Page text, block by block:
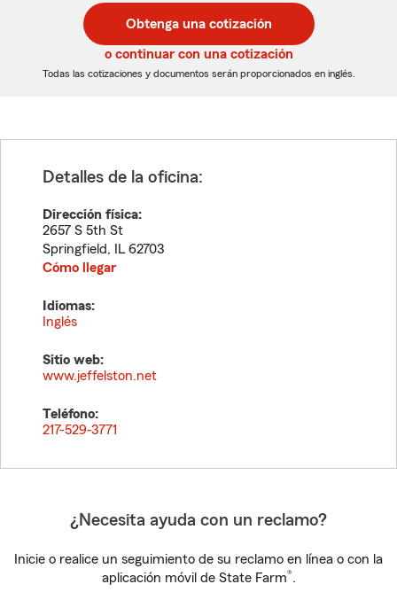
de
5
dígitos
de
5
dígitos
Obtenga una cotización
o continuar con una cotización
Todas las cotizaciones y documentos serán proporcionados en inglés.
Detalles de la oficina:
Dirección física:
2657 S 5th St
Springfield, IL 62703
Cómo llegar
Idiomas:
Inglés
Sitio web:
www.jeffelston.net
Teléfono:
217-529-3771
¿Necesita ayuda con un reclamo?
Inicie o realice un seguimiento de su reclamo en línea o con la
aplicación móvil de State Farm®.